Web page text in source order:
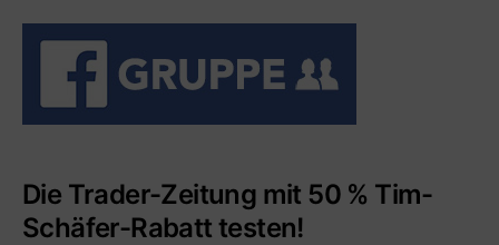
Die Trader-Zeitung mit 50 % Tim-
Schäfer-Rabatt testen!